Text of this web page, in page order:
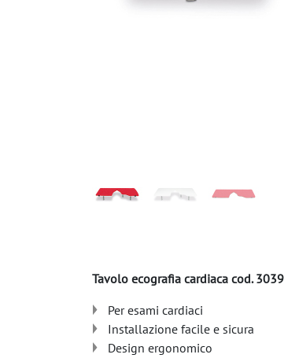
Tavolo ecografia cardiaca cod.
Per esami cardiaci
Installazione facile e sicura
Design ergonomico